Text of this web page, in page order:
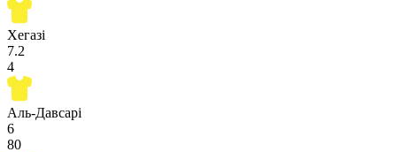
Хегазі
7.2
4
Аль-Давсарі
6
80